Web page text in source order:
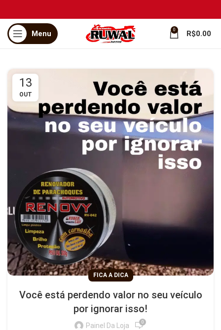
Menu 0 R$0.00
13
OUT
FICA A DICA
Você está perdendo valor no seu veículo
por ignorar isso!
Painel Da Loja 0